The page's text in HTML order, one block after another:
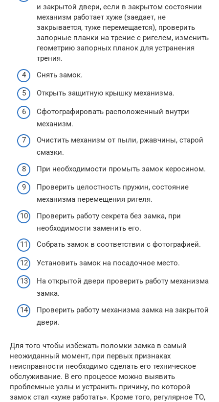
и закрытой двери, если в закрытом состоянии
механизм работает хуже (заедает, не
закрывается, туже перемещается), проверить
запорные планки на трение с ригелем, изменить
геометрию запорных планок для устранения
трения.
Снять замок.
Открыть защитную крышку механизма.
Сфотографировать расположенный внутри
механизм.
Очистить механизм от пыли, ржавчины, старой
смазки.
При необходимости промыть замок керосином.
Проверить целостность пружин, состояние
механизма перемещения ригеля.
Проверить работу секрета без замка, при
необходимости заменить его.
Собрать замок в соответствии с фотографией.
Установить замок на посадочное место.
На открытой двери проверить работу механизма
замка.
Проверить работу механизма замка на закрытой
двери.
Для того чтобы избежать поломки замка в самый
неожиданный момент, при первых признаках
неисправности необходимо сделать его техническое
обслуживание. В его процессе можно выявить
проблемные узлы и устранить причину, по которой
замок стал «хуже работать». Кроме того, регулярное ТО,